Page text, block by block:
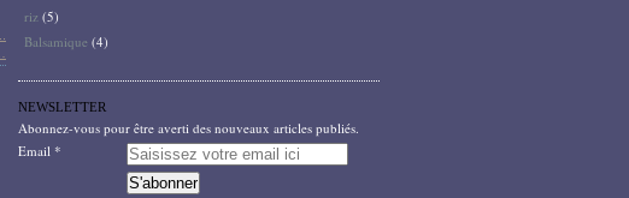
riz (5)
Balsamique (4)
NEWSLETTER
Abonnez-vous pour être averti des nouveaux articles publiés.
Email